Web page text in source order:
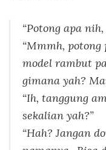
“Potong apa nih,
“Mmmh, potong
model rambut
gimana yah?
“Ih, tanggung
sekalian yah?”
“Hah? Jangan